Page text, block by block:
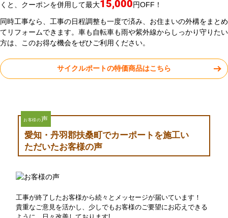
くと、クーポンを併用して最大15,000円OFF！
同時工事なら、工事の日程調整も一度で済み、お住まいの外構をまとめ
てリフォームできます。車も自転車も雨や紫外線からしっかり守りたい
方は、このお得な機会をぜひご利用ください。
サイクルポートの特価商品はこちら
お客様の声
愛知・丹羽郡扶桑町でカーポートを施工い
ただいたお客様の声
工事が終了したお客様から続々とメッセージが届いています！
貴重なご意見を活かし、少しでもお客様のご要望にお応えできる